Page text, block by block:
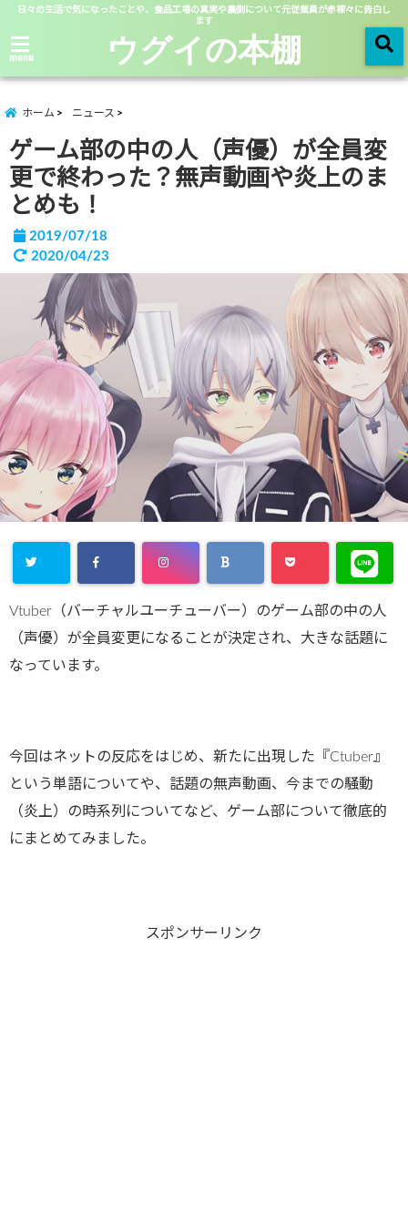
日々の生活で気になったことや、食品工場の真実や裏側について元従業員が赤裸々に告白し
ます
menu ウグイの本棚
ホーム ニュース
ゲーム部の中の人（声優）が全員変
更で終わった？無声動画や炎上のま
とめも！
2019/07/18
2020/04/23
Vtuber（バーチャルユーチューバー）のゲーム部の中の人
（声優）が全員変更になることが決定され、大きな話題に
なっています。
今回はネットの反応をはじめ、新たに出現した『Ctuber』
という単語についてや、話題の無声動画、今までの騒動
（炎上）の時系列についてなど、ゲーム部について徹底的
にまとめてみました。
スポンサーリンク